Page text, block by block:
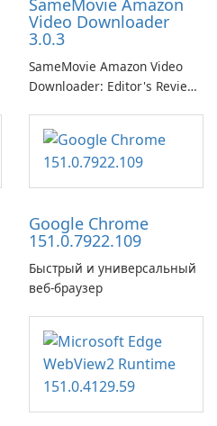
SameMovie Amazon
Video Downloader
3.0.3
SameMovie Amazon Video
Downloader: Editor's Review
Downloader is a desktop
utility for saving Amazon
Prime Video titles and other
Amazon web-player content
Google Chrome
151.0.7922.109
Быстрый и универсальный
веб-браузер